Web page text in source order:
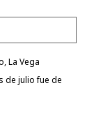
La Vega
de julio fue de